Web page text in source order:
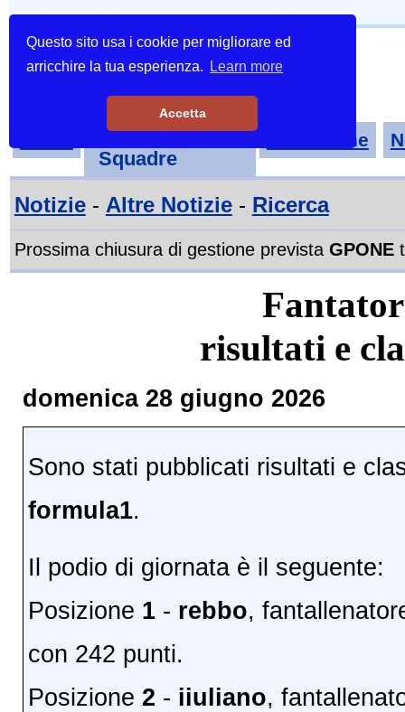
Questo sito usa i cookie per migliorare ed
arricchire la tua esperienza.
Learn more
Accetta
Tornei-
Squadre
Classifiche
Notizie- Altre Notizie- Ricerca
Prossima chiusura di gestione prevista GPONE
risultati e
domenica 28 giugno 2026
Sono stati pubblicati risultati e
formula1.
Il podio di giornata è il seguente:
Posizione 1- rebbo,
con 242 punti.
Posizione 2 - iiuliano,